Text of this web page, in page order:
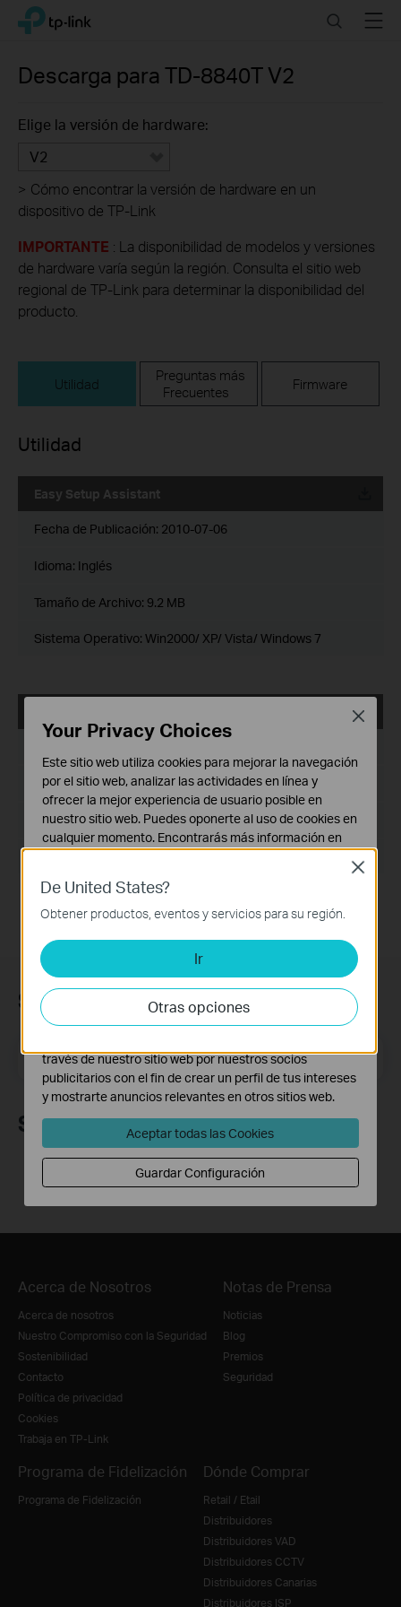
Click
navigation
TP-Link, Reliably Smart SearchMenu
Descarga para TD-8840TV2
Elige la versión de hardware:
V2
> Cómo encontrar la versión de hardware en un
dispositivo de TP-Link
IMPORTANTE : La disponibilidad de modelos y versiones
de hardware varía según la región. Consulta el sitio web
regional de TP-Link para determinar la disponibilidad del
producto.
Utilidad
Preguntas más
Frecuentes
Firmware
Utilidad
Easy Setup Assistant
Fecha de Publicación: 2010-07-06
Idioma: Inglés
Tamaño de Archivo: 9.2 MB
Sistema Operativo: Win2000/ XP/ Vista/ Windows 7
Idioma:Inglés
Tamaño de Archivo:9.161 MB
Suscripción
Dirección de correo electrónico Suscríbete
Síguenos
Acerca de Nosotros
Acerca de nosotros
Nuestro Compromiso con la Seguridad
Sostenibilidad
Contacto
Política de privacidad
Cookies
Trabaja en TP-Link
Notas de Prensa
Noticias
Blog
Premios
Seguridad
Programa de Fidelización
Programa de Fidelización
Dónde Comprar
Retail / Etail
Distribuidores
Distribuidores VAD
Distribuidores CCTV
Distribuidores Canarias
Distribuidores ISP
De United States?
Obtener productos, eventos y servicios para su región.
Ir
Otras opciones
Close
Your Privacy Choices
Este sitio web utiliza cookies para mejorar la navegación
por el sitio web, analizar las actividades en línea y
ofrecer la mejor experiencia de usuario posible en
nuestro sitio web. Puedes oponerte al uso de cookies en
cualquier momento. Encontrarás más información en
Cookies Básicas
Estas cookies son necesarias para el funcionamiento
del sitio web y no pueden desactivarse en tu sistema.
Cookies de Análisis y de Marketing
Las cookies de análisis nos permiten analizar tus
actividades en nuestro sitio web con el fin de mejorar y
adaptar la funcionalidad del mismo.
través de nuestro sitio web por nuestros socios
publicitarios con el fin de crear un perfil de tus intereses
y mostrarte anuncios relevantes en otros sitios web.
Aceptar todas las Cookies
Guardar Configuración
Close